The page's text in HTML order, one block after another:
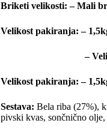
Briketi velikosti: – Mali
Velikost pakiranja: –
– Veliki
Velikost pakiranja: –
Sestava: Bela riba (27%),
pivski kvas, sončnično